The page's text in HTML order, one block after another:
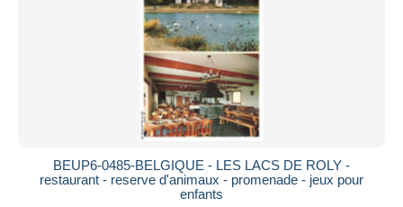
BEUP6-0485-BELGIQUE - LES LACS DE ROLY -
restaurant - reserve d'animaux - promenade - jeux pour
enfants